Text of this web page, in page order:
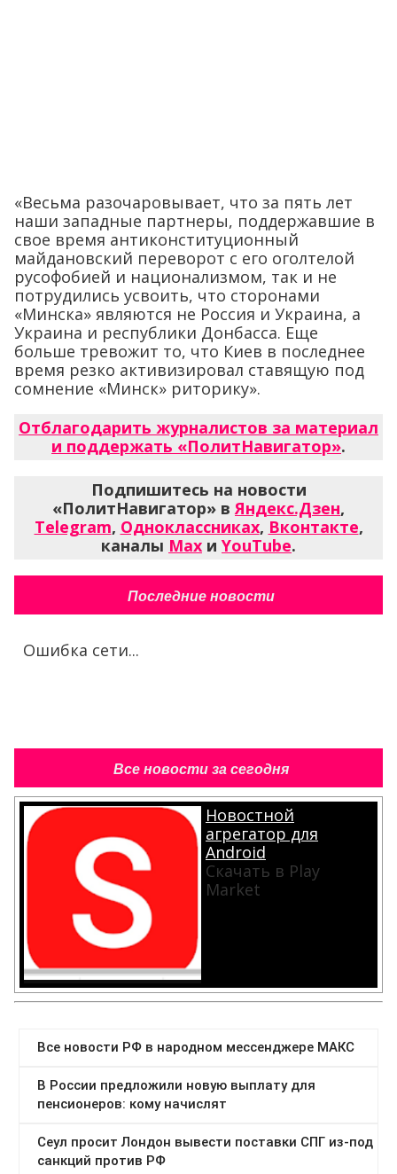
«Весьма разочаровывает, что за пять лет
наши западные партнеры, поддержавшие в
свое время антиконституционный
майдановский переворот с его оголтелой
русофобией и национализмом, так и не
потрудились усвоить, что сторонами
«Минска» являются не Россия и Украина, а
Украина и республики Донбасса. Еще
больше тревожит то, что Киев в последнее
время резко активизировал ставящую под
сомнение «Минск» риторику».
Отблагодарить журналистов за материал
и поддержать «ПолитНавигатор».
Подпишитесь на новости
«ПолитНавигатор» в Яндекс.Дзен,
Telegram, Одноклассниках, Вконтакте,
каналы Max и YouTube.
Последние новости
Ошибка сети...
Все новости за сегодня
Новостной
агрегатор для
Android
Скачать в Play
Market